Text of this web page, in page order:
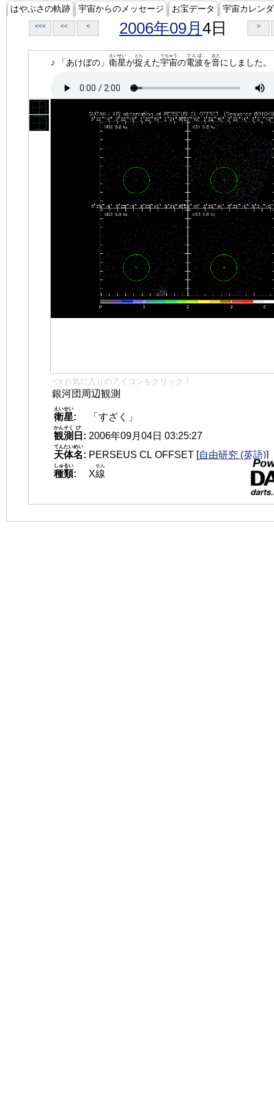
はやぶさの軌跡 宇宙からのメッセージ お宝データ 宇宙カレン
<<< << < 2006年09月 4日 >
♪ 「あけぼの」 衛星
えいせい
が捉
とら
えた宇宙
うちゅう
の電波
でんぱ
を音
おと
にしました。
👈 お気に入りのアイコンをクリック！
銀河団周辺観測
衛星
えいせい
:
「すざく」
観測
かんそく
日
び
: 2006年09月04日 03:25:27
天体名
てんたいめい
: PERSEUS CL OFFSET [自由研究 (英語)]
種類
しゅるい
: X線
せん